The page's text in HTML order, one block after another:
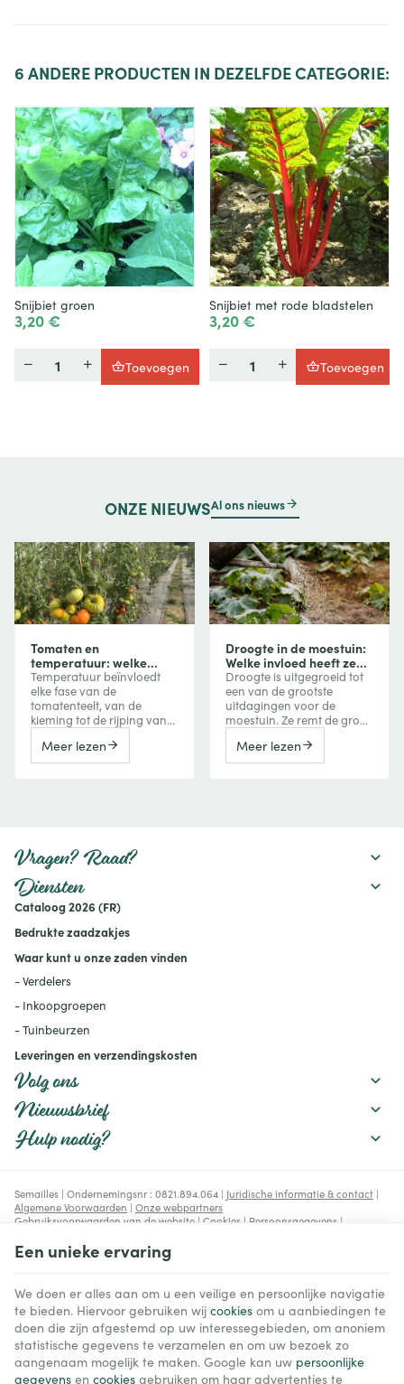
6 ANDERE PRODUCTEN IN DEZELFDE CATEGORIE:
Snijbiet groen
3,20 €
Hoeveelheid
Toevoegen
Snijbiet met rode bladstelen
3,20 €
Hoeveelheid
Toevoegen
ONZE NIEUWSAl ons nieuws
Tomaten en
temperatuur: welke
invloed heeft
temperatuur op groei,
bloei en vruchtvorming?
Temperatuur beïnvloedt
elke fase van de
tomatenteelt, van de
kieming tot de rijping van
vertraagt de groei, terwijl
extreme hitte de bloei,
rekening mee houdt.
Meer lezen
Droogte in de moestuin:
Welke invloed heeft ze
op uw groenten en hoe
beschermt u uw
gewassen?
Droogte is uitgegroeid tot
een van de grootste
uitdagingen voor de
moestuin. Ze remt de groei
de oogst, kan de bitterheid
verhogen of een
Meer lezen
Vragen? Raad?
Diensten
Cataloog 2026 (FR)
Bedrukte zaadzakjes
Waar kunt u onze zaden vinden
- Verdelers
- Inkoopgroepen
- Tuinbeurzen
Leveringen en verzendingskosten
Volg ons
Nieuwsbrief
Hulp nodig?
Semailles | Ondernemingsnr : 0821.894.064 | Juridische informatie & contact |
Algemene Voorwaarden | Onze webpartners
Gebruiksvoorwaarden van de website | Cookies | Persoonsgegevens |
© Copyright 2023-2026 -E-net Business
handelaars, zelfstandigen & Kmo's.
Een unieke ervaring
We doen er alles aan om u een veilige en persoonlijke navigatie
te bieden. Hiervoor gebruiken wij cookies om u aanbiedingen te
doen die zijn afgestemd op uw interessegebieden, om anoniem
statistische gegevens te verzamelen en om uw bezoek zo
aangenaam mogelijk te maken. Google kan uw persoonlijke
gegevens en cookies gebruiken om haar advertenties te